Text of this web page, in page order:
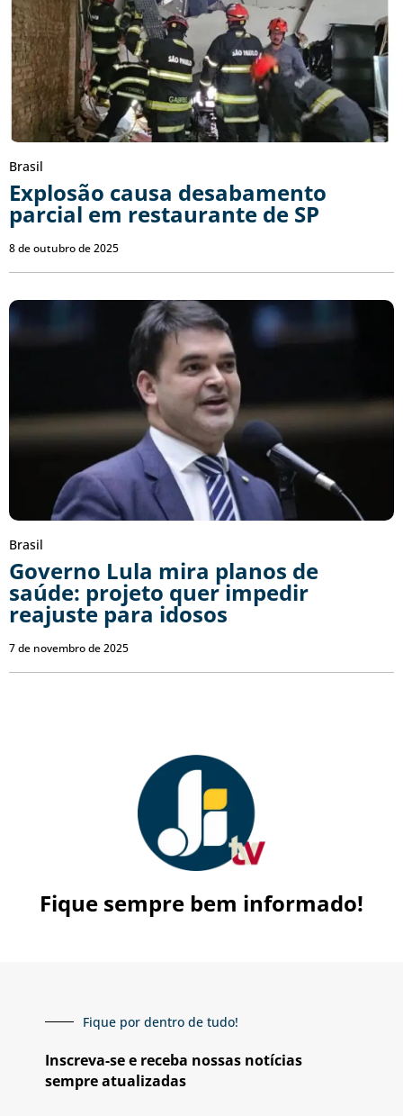
Brasil
Explosão causa desabamento
parcial em restaurante de SP
8 de outubro de 2025
Brasil
Governo Lula mira planos de
saúde: projeto quer impedir
reajuste para idosos
7 de novembro de 2025
Fique sempre bem informado!
Fique por dentro de tudo!
Inscreva-se e receba nossas notícias
sempre atualizadas